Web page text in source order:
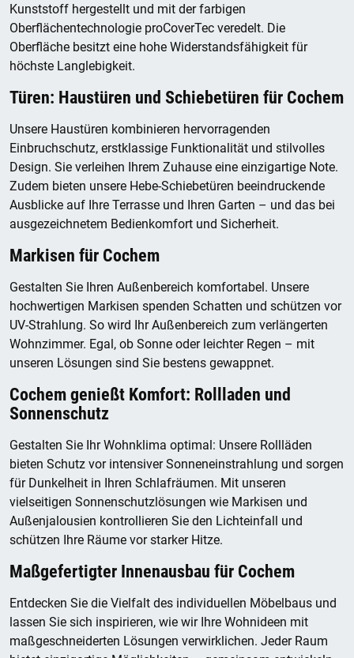
Kunststoff hergestellt und mit der farbigen
Oberflächentechnologie proCoverTec veredelt. Die
Oberfläche besitzt eine hohe Widerstandsfähigkeit für
höchste Langlebigkeit.
Türen: Haustüren und Schiebetüren für Cochem
Unsere Haustüren kombinieren hervorragenden
Einbruchschutz, erstklassige Funktionalität und stilvolles
Design. Sie verleihen Ihrem Zuhause eine einzigartige Note.
Zudem bieten unsere Hebe-Schiebetüren beeindruckende
Ausblicke auf Ihre Terrasse und Ihren Garten – und das bei
ausgezeichnetem Bedienkomfort und Sicherheit.
Markisen für Cochem
Gestalten Sie Ihren Außenbereich komfortabel. Unsere
hochwertigen Markisen spenden Schatten und schützen vor
UV-Strahlung. So wird Ihr Außenbereich zum verlängerten
Wohnzimmer. Egal, ob Sonne oder leichter Regen – mit
unseren Lösungen sind Sie bestens gewappnet.
Cochem genießt Komfort: Rollladen und
Sonnenschutz
Gestalten Sie Ihr Wohnklima optimal: Unsere Rollläden
bieten Schutz vor intensiver Sonneneinstrahlung und sorgen
für Dunkelheit in Ihren Schlafräumen. Mit unseren
vielseitigen Sonnenschutzlösungen wie Markisen und
Außenjalousien kontrollieren Sie den Lichteinfall und
schützen Ihre Räume vor starker Hitze.
Maßgefertigter Innenausbau für Cochem
Entdecken Sie die Vielfalt des individuellen Möbelbaus und
lassen Sie sich inspirieren, wie wir Ihre Wohnideen mit
maßgeschneiderten Lösungen verwirklichen. Jeder Raum